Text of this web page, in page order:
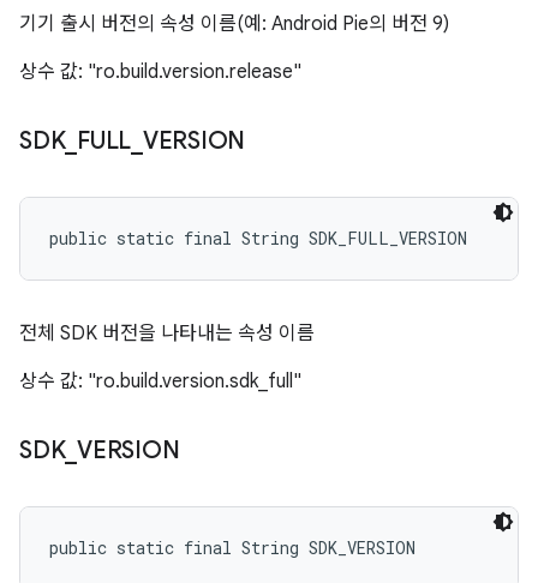
기기 출시 버전의 속성 이름(예: Android Pie의 버전 9)
상수 값: "ro.build.version.release"
SDK_ FULL VERSION
public static final String SDK_FULL_VERSION
전체 SDK 버전을 나타내는 속성 이름
상수 값: "ro.build.version.sdk_full"
SDK_ VERSION
public static final String SDK_VERSION